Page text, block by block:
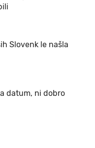
Slovenk le našla
datum, ni dobro